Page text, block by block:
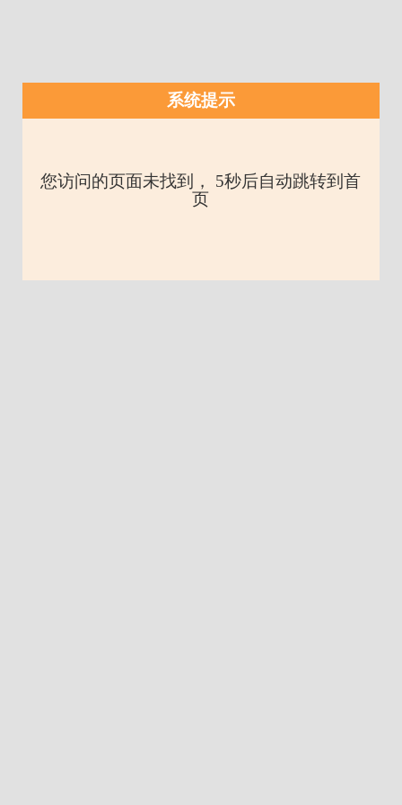
系统提示
您访问的页面未找到， 5秒后自动跳转到首
页